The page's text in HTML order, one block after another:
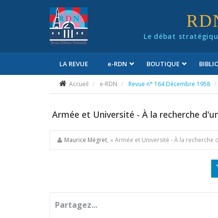
Le débat
LA REVUE e-RDN BOUTIQUE
Accueil e-RDN Revue n° 164 Décembre 1958
Armée et Université - À la recherche
Maurice Mégret, « Armée et Université - À la recherche
Partagez...